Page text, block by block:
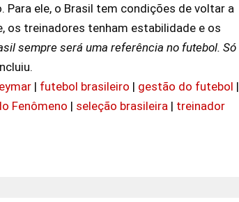
ele, o Brasil tem condições de voltar a
os treinadores tenham estabilidade e os
sempre será uma referência no futebol. Só
| futebol brasileiro | gestão do futebol |
Fenômeno | seleção brasileira | treinador